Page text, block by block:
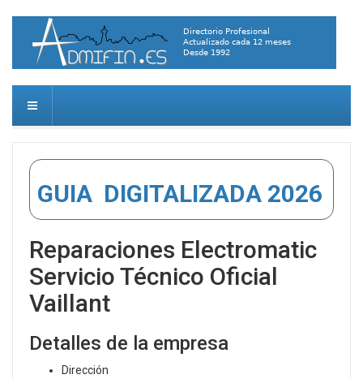
GUIA DIGITALIZADA 2026
Reparaciones Electromatic
Servicio Técnico Oficial
Vaillant
Detalles de la empresa
Dirección